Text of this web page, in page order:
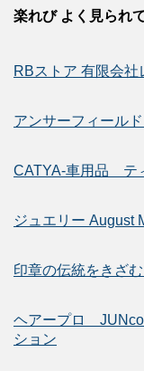
楽れび よく見られ
RBストア 有限会
アンサーフィール
CATYA-車用品 テ
ジュエリー August
印章の伝統をきざ
ヘアープロ
ション